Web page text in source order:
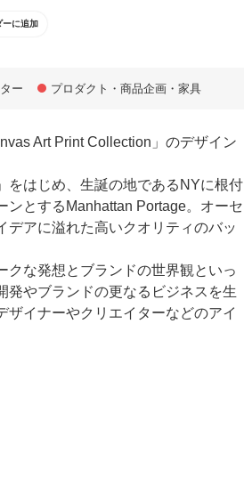
に追加
ー プロダクト・商品企画・家具
Art Print Collection」のデザイン
をはじめ、生誕の地であるNYに根付
ンとするManhattan Portage。オーセ
デアに溢れた高いクオリティのバッ
クな発想とブランドの世界観といっ
発やブランドの更なるビジネスを生
イナーやクリエイターなどのアイ